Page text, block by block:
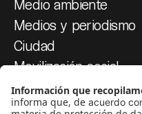
Medio ambiente
Medios y periodismo
Ciudad
Movilización social